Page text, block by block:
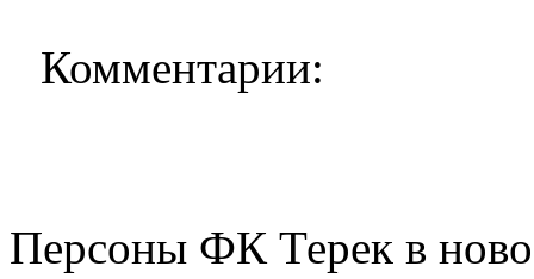
Комментарии:
Персоны ФК Терек в